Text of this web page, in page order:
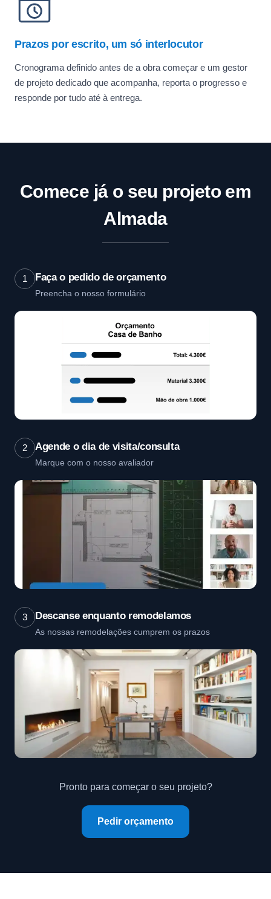
Prazos por escrito, um só interlocutor
Cronograma definido antes de a obra começar e um gestor
de projeto dedicado que acompanha, reporta o progresso e
responde por tudo até à entrega.
Comece já o seu projeto em
Almada
1 Faça o pedido de orçamento
Preencha o nosso formulário
2 Agende o dia de visita/consulta
Marque com o nosso avaliador
3 Descanse enquanto remodelamos
As nossas remodelações cumprem os prazos
Pronto para começar o seu projeto?
Pedir orçamento